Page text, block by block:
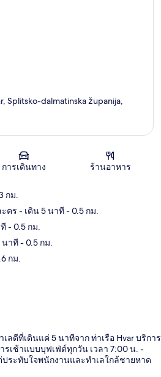
แผนที่
Splitsko-dalmatinska županija,
การเดินทาง ร้านอาหาร
กม.
ะคร - เดิน 5 นาที- 0.5 กม.
- 0.5 กม.
นาที- 0.5 กม.
กม.
ลดีที่เดินแค่ 5 นาทีจาก ท่าเรือ Hvar บริการ
รเช้าแบบบุฟเฟ่ต์ทุกวัน เวลา 7:00 น. -
ระทับใจพนักงานและทำเลใกล้ชายหาด